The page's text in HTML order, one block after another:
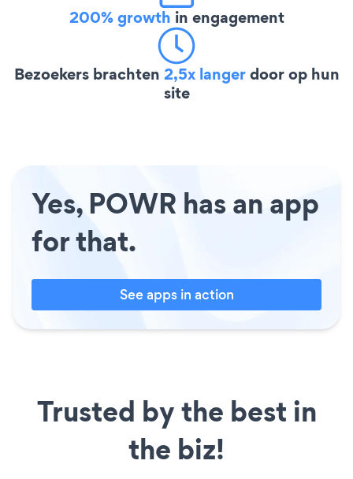
200% growth in engagement
Bezoekers brachten 2,5x langerdoor op hun
site
Yes, POWR has an app
for that.
See apps in action
Trusted by the best in
the biz!